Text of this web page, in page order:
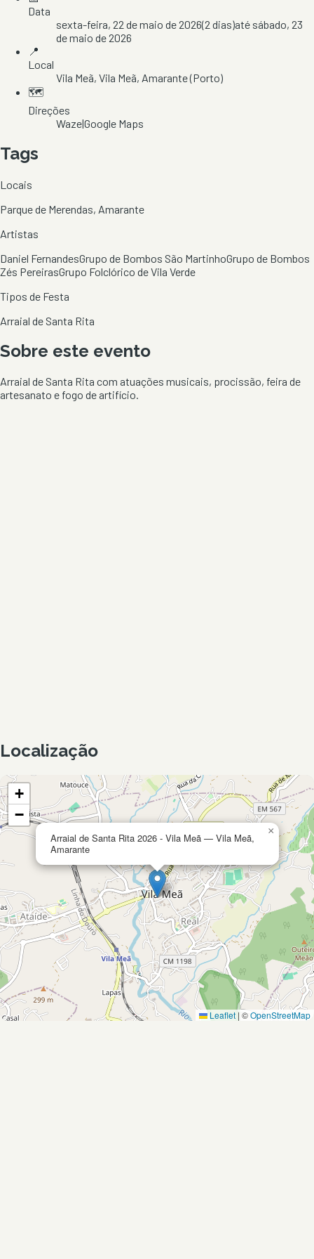
Data
sexta-feira, 22 de maio de 2026(2 dias)até sábado, 23
de maio de 2026
📍
Local
Vila Meã, Vila Meã, Amarante(Porto)
🗺️
Direções
Waze|Google Maps
Tags
Locais
Parque de Merendas, Amarante
Artistas
Daniel FernandesGrupo de Bombos São MartinhoGrupo de Bombos
Zés PereirasGrupo Folclórico de Vila Verde
Tipos de Festa
Arraial de Santa Rita
Sobre este evento
Arraial de Santa Rita com atuações musicais, procissão, feira de
artesanato e fogo de artifício.
Localização
Arraial de Santa Rita 2026 - Vila Meã — Vila Meã,
Amarante
×
+
−
Leaflet | ©OpenStreetMap